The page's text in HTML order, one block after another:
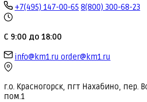
+7(495) 147-00-65 8(800) 300-68-23
С 9:00 до 18:00
info@km1.ru order@km1.ru
г.о. Красногорск, пгт Нахабино, пер.
пом.1